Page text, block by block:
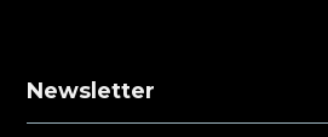
Newsletter